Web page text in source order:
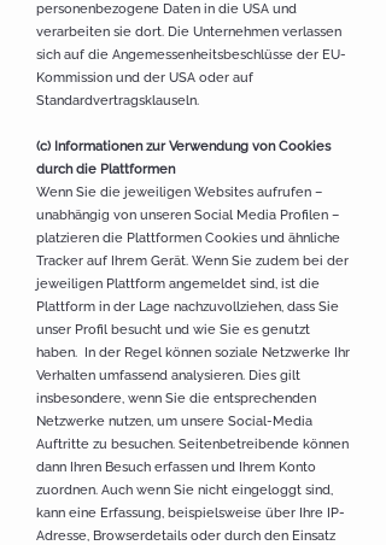
personenbezogene Daten in die USA und
verarbeiten sie dort. Die Unternehmen verlassen
sich auf die Angemessenheitsbeschlüsse der EU-
Kommission und der USA oder auf
Standardvertragsklauseln.
(c) Informationen zur Verwendung von Cookies
durch die Plattformen
Wenn Sie die jeweiligen Websites aufrufen –
unabhängig von unseren Social Media Profilen –
platzieren die Plattformen Cookies und ähnliche
Tracker auf Ihrem Gerät. Wenn Sie zudem bei der
jeweiligen Plattform angemeldet sind, ist die
Plattform in der Lage nachzuvollziehen, dass Sie
unser Profil besucht und wie Sie es genutzt
haben. In der Regel können soziale Netzwerke Ihr
Verhalten umfassend analysieren. Dies gilt
insbesondere, wenn Sie die entsprechenden
Netzwerke nutzen, um unsere Social-Media
Auftritte zu besuchen. Seitenbetreibende können
dann Ihren Besuch erfassen und Ihrem Konto
zuordnen. Auch wenn Sie nicht eingeloggt sind,
kann eine Erfassung, beispielsweise über Ihre IP-
Adresse, Browserdetails oder durch den Einsatz